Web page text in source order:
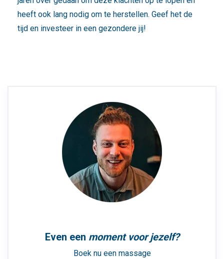
heeft ook lang nodig om te herstellen. Geef het de
tijd en investeer in een gezondere jij!
Even een moment voor jezelf?
Boek nu een massage